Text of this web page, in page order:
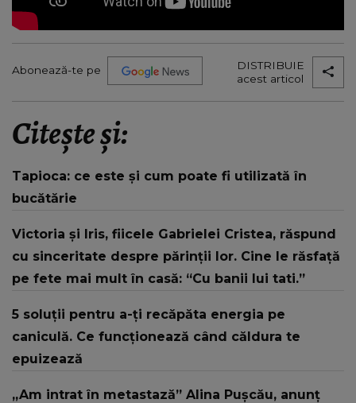
Abonează-te pe
DISTRIBUIE
acest articol
Citește și:
Tapioca: ce este și cum poate fi utilizată în
bucătărie
Victoria și Iris, fiicele Gabrielei Cristea, răspund
cu sinceritate despre părinții lor. Cine le răsfață
pe fete mai mult în casă: “Cu banii lui tati.”
5 soluții pentru a-ți recăpăta energia pe
caniculă. Ce funcționează când căldura te
epuizează
„Am intrat în metastază” Alina Pușcău, anunț